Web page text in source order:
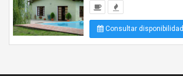
Consultar disponibilidad